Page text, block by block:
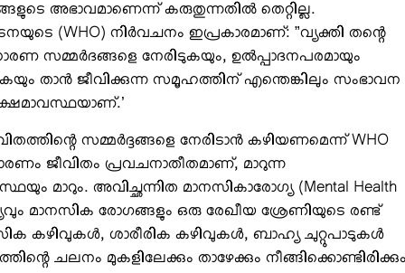
അഭാവമാണെന്ന് കരുതുന്നതില്‍ തെറ്റില്ല.
(WHO) നിര്‍വചനം ഇപ്രകാരമാണ്: ”വ്യക്തി തന്റെ
സമ്മര്‍ദങ്ങളെ നേരിടുകയും, ഉല്‍പ്പാദനപരമായും
താന്‍ ജീവിക്കുന്ന സമൂഹത്തിന് എന്തെങ്കിലും സംഭാവന
സമ്മര്‍ദ്ദങ്ങളെ നേരിടാന്‍ കഴിയണമെന്ന് WHO
ജീവിതം പ്രവചനാതീതമാണ്, മാറുന്ന
മാറും. അവിച്ഛന്നിത മാനസികാരോഗ്യ (Mental Health
മാനസിക രോഗങ്ങളും ഒരു രേഖീയ ശ്രേണിയുടെ രണ്ട്
കഴിവുകള്‍, ശാരീരിക കഴിവുകള്‍, ബാഹ്യ ചുറ്റുപാടുകള്‍
ചലനം മുകളിലേക്കും താഴേക്കും